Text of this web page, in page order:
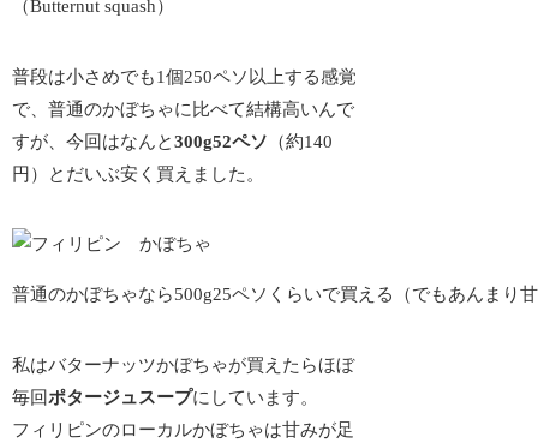
普段は小さめでも1個250ペソ以上する感覚
で、普通のかぼちゃに比べて結構高いんで
すが、今回はなんと300g52ペソ （約140
円）とだいぶ安く買えました。
普通のかぼちゃなら500g25ペソくらいで買える（でもあんまり
私はバターナッツかぼちゃが買えたらほぼ
毎回ポタージュスープにしています。
フィリピンのローカルかぼちゃは甘みが足